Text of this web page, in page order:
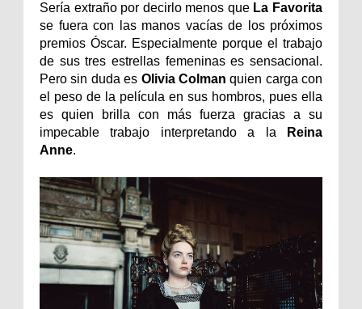
Sería extraño por decirlo menos que La Favorita
se fuera con las manos vacías de los próximos
premios Óscar. Especialmente porque el trabajo
de sus tres estrellas femeninas es sensacional.
Pero sin duda es Olivia Colman quien carga con
el peso de la película en sus hombros, pues ella
es quien brilla con más fuerza gracias a su
impecable trabajo interpretando a la
Reina
Anne.